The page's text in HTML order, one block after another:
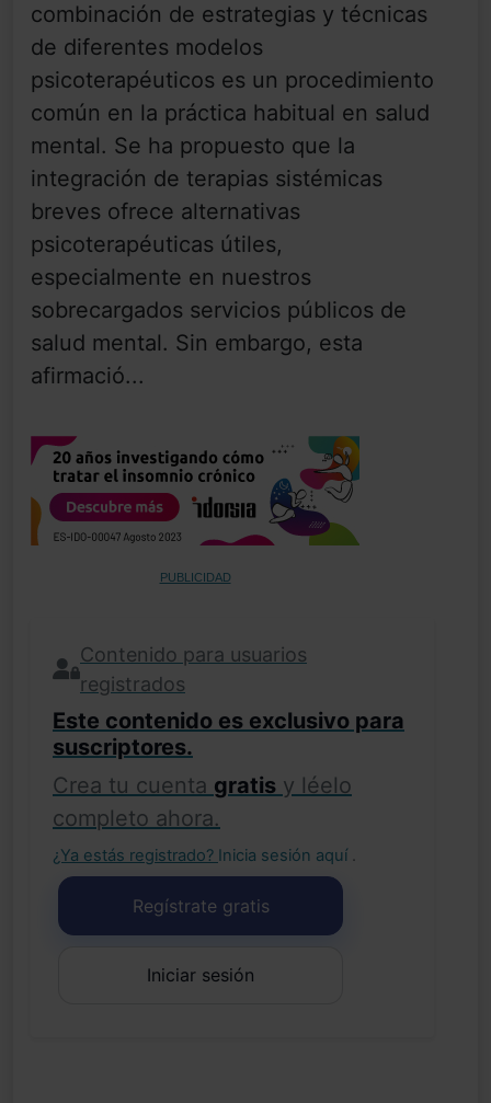
combinación de estrategias y técnicas
de diferentes modelos
psicoterapéuticos es un procedimiento
común en la práctica habitual en salud
mental. Se ha propuesto que la
integración de terapias sistémicas
breves ofrece alternativas
psicoterapéuticas útiles,
especialmente en nuestros
sobrecargados servicios públicos de
salud mental. Sin embargo, esta
afirmació...
PUBLICIDAD
Contenido para usuarios
registrados
Este contenido es exclusivo para
suscriptores.
Crea tu cuenta gratis y léelo
completo ahora.
¿Ya estás registrado? Inicia sesión aquí .
Regístrate gratis
Iniciar sesión